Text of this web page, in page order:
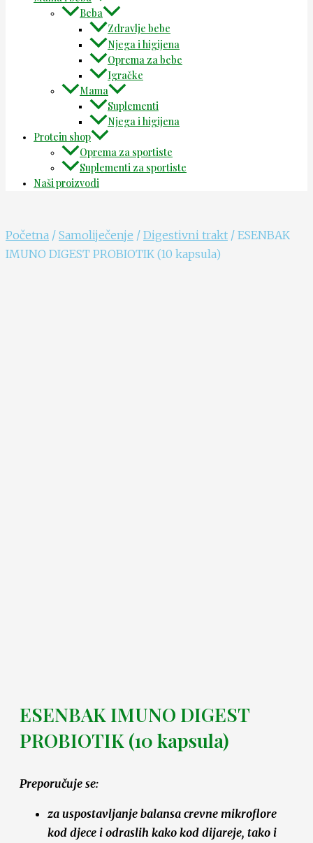
Beba
Zdravlje bebe
Njega i higijena
Oprema za bebe
Igračke
Mama
Suplementi
Njega i higijena
Protein shop
Oprema za sportiste
Suplementi za sportiste
Naši proizvodi
Početna / Samoliječenje / Digestivni trakt / ESENBAK
IMUNO DIGEST PROBIOTIK (10 kapsula)
ESENBAK IMUNO DIGEST
PROBIOTIK (10 kapsula)
Preporučuje se:
za uspostavljanje balansa crevne mikroflore
kod djece i odraslih kako kod dijareje, tako i